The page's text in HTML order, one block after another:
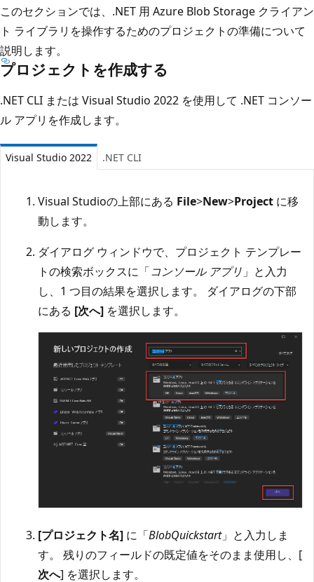
このセクションでは、.NET 用 Azure Blob Storage クライアン
ト ライブラリを操作するためのプロジェクトの準備について
説明します。
プロジェクトを作成する
.NET CLI または Visual Studio 2022 を使用して .NET コンソー
ル アプリを作成します。
Visual Studio 2022 .NET CLI
Visual Studioの上部にある File>New>Project に移
動します。
ダイアログ ウィンドウで、プロジェクト テンプレー
トの検索ボックスに「コンソール アプリ 」と入力
し、1 つ目の結果を選択します。 ダイアログの下部
にある [次へ] を選択します。
[プロジェクト名] に「BlobQuickstart」と入力しま
す。 残りのフィールドの既定値をそのまま使用し、[
次へ] を選択します。